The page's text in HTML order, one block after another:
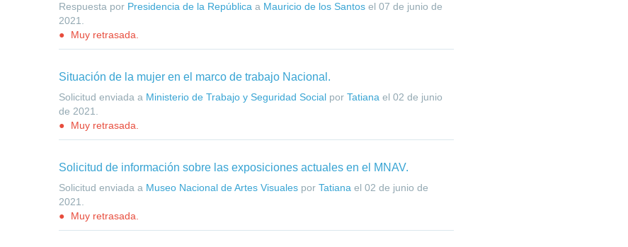
Respuesta por Presidencia de la República a Mauricio de los Santosel 07 de junio de
2021
Muy retrasada.
Situación de la mujer en el marco de trabajo Nacional.
Solicitud enviada a Ministerio de Trabajo y Seguridad Socialpor Tatiana el 02 de junio
de 2021
Muy retrasada.
Solicitud de información sobre las exposiciones actuales en el MNAV.
Solicitud enviada a Museo Nacional de Artes Visualespor Tatiana el 02 de junio de
2021
Muy retrasada.